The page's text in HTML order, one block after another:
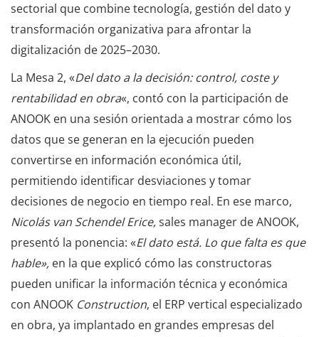
sectorial que combine tecnología, gestión del dato y
transformación organizativa para afrontar la
digitalización de 2025–2030.
La Mesa 2, «Del dato a la decisión: control, coste y
rentabilidad en obra«, contó con la participación de
ANOOK en una sesión orientada a mostrar cómo los
datos que se generan en la ejecución pueden
convertirse en información económica útil,
permitiendo identificar desviaciones y tomar
decisiones de negocio en tiempo real. En ese marco,
Nicolás van Schendel Erice,sales manager de ANOOK,
presentó la ponencia: «El dato está. Lo que falta es que
hable», en la que explicó cómo las constructoras
pueden unificar la información técnica y económica
con ANOOK Construction, el ERP vertical especializado
en obra, ya implantado en grandes empresas del